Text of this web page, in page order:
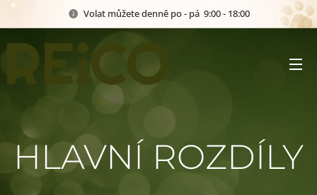
Volat můžete denně po - pá 9:00 - 18:00
HLAVNÍ ROZDÍLY